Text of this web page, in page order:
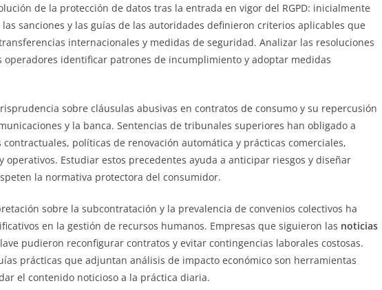
de la protección de datos tras la entrada en vigor del RGPD: inicialmente
sanciones y las guías de las autoridades definieron criterios aplicables que
internacionales y medidas de seguridad. Analizar las resoluciones
operadores identificar patrones de incumplimiento y adoptar medidas
sobre cláusulas abusivas en contratos de consumo y su repercusión
y la banca. Sentencias de tribunales superiores han obligado a
políticas de renovación automática y prácticas comerciales,
operativos. Estudiar estos precedentes ayuda a anticipar riesgos y diseñar
la normativa protectora del consumidor.
sobre la subcontratación y la prevalencia de convenios colectivos ha
en la gestión de recursos humanos. Empresas que siguieron las noticias
pudieron reconfigurar contratos y evitar contingencias laborales costosas.
prácticas que adjuntan análisis de impacto económico son herramientas
el contenido noticioso a la práctica diaria.